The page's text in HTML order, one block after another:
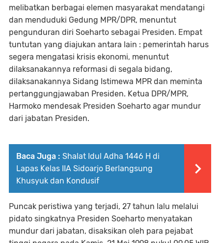
melibatkan berbagai elemen masyarakat mendatangi
dan menduduki Gedung MPR/DPR, menuntut
pengunduran diri Soeharto sebagai Presiden. Empat
tuntutan yang diajukan antara lain : pemerintah harus
segera mengatasi krisis ekonomi, menuntut
dilaksanakannya reformasi di segala bidang,
dilaksanakannya Sidang Istimewa MPR dan meminta
pertanggungjawaban Presiden. Ketua DPR/MPR,
Harmoko mendesak Presiden Soeharto agar mundur
dari jabatan Presiden.
Baca Juga : Shalat Idul Adha 1446 H di
Lapas Kelas IIA Sidoarjo Berlangsung
Khusyuk dan Kondusif
Puncak peristiwa yang terjadi, 27 tahun lalu melalui
pidato singkatnya Presiden Soeharto menyatakan
mundur dari jabatan, disaksikan oleh para pejabat